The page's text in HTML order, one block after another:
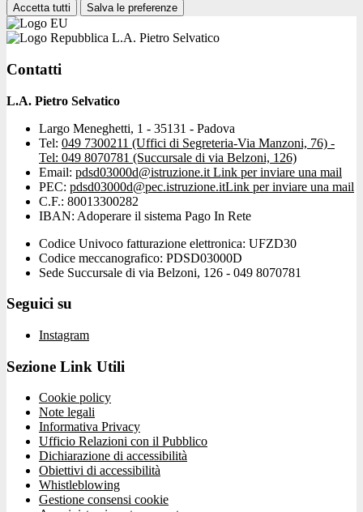
Accetta tutti Salva le preferenze
L.A. Pietro Selvatico
Contatti
L.A. Pietro Selvatico
Largo Meneghetti, 1 - 35131 - Padova
Tel: 049 7300211 (Uffici di Segreteria-Via Manzoni, 76) -
Tel: 049 8070781 (Succursale di via Belzoni, 126)
Email: pdsd03000d@istruzione.it Link per inviare una mail
PEC: pdsd03000d@pec.istruzione.itLink per inviare una mail
C.F.: 80013300282
IBAN: Adoperare il sistema Pago In Rete
Codice Univoco fatturazione elettronica: UFZD30
Codice meccanografico: PDSD03000D
Sede Succursale di via Belzoni, 126 - 049 8070781
Seguici su
Instagram
Sezione Link Utili
Cookie policy
Note legali
Informativa Privacy
Ufficio Relazioni con il Pubblico
Dichiarazione di accessibilità
Obiettivi di accessibilità
Whistleblowing
Gestione consensi cookie